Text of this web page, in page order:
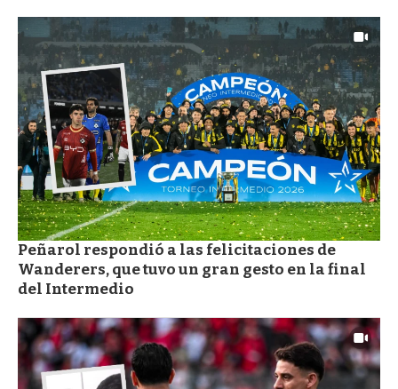
Peñarol respondió a las felicitaciones de
Wanderers, que tuvo un gran gesto en la final
del Intermedio